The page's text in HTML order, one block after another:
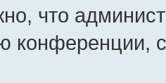
что
конференции,